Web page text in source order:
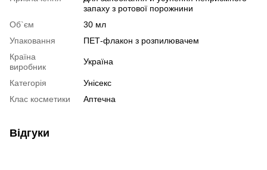
запаху з ротової порожнини
Об`єм
30 мл
Упаковання
ПЕТ-флакон з розпилювачем
Країна
виробник
Україна
Категорія
Унісекс
Клас косметики
Аптечна
Відгуки